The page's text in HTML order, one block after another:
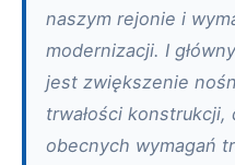
naszym rejonie i
modernizacji. I
jest zwiększenie
trwałości
obecnych wymagań